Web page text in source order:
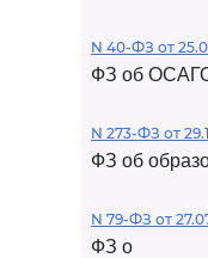
N 40-ФЗ от
ФЗ об
N 273-ФЗ от
ФЗ об
N 79-ФЗ от
ФЗ о